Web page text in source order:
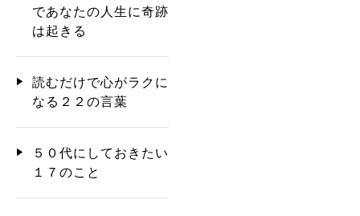
であなたの人生に奇跡
は起きる
読むだけで心がラクに
なる２２の言葉
５０代にしておきたい
１７のこと